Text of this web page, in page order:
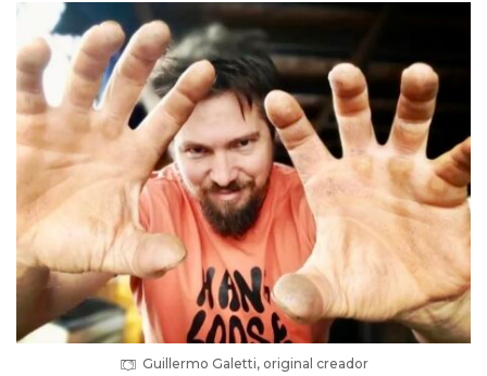
Guillermo Galetti, original creador